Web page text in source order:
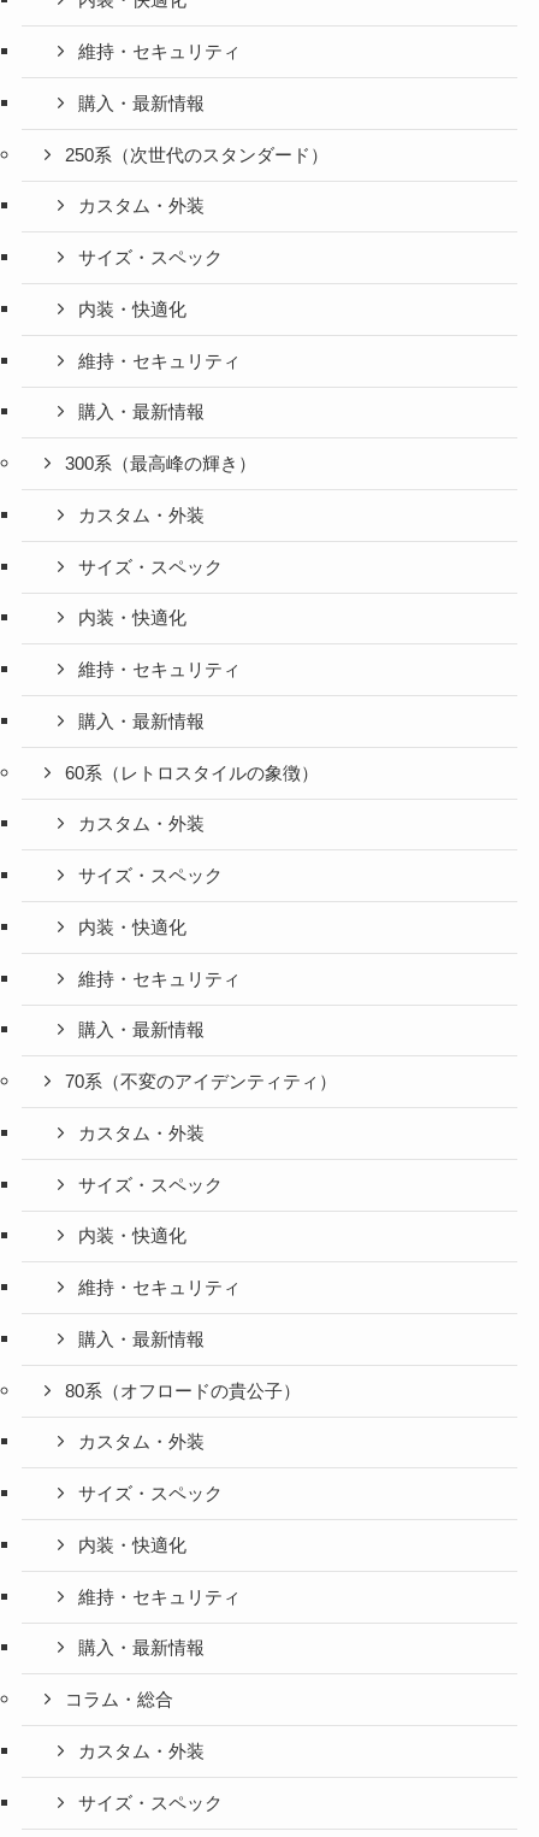
維持・セキュリティ
購入・最新情報
250系（次世代のスタンダード）
カスタム・外装
サイズ・スペック
内装・快適化
維持・セキュリティ
購入・最新情報
300系（最高峰の輝き）
カスタム・外装
サイズ・スペック
内装・快適化
維持・セキュリティ
購入・最新情報
60系（レトロスタイルの象徴）
カスタム・外装
サイズ・スペック
内装・快適化
維持・セキュリティ
購入・最新情報
70系（不変のアイデンティティ）
カスタム・外装
サイズ・スペック
内装・快適化
維持・セキュリティ
購入・最新情報
80系（オフロードの貴公子）
カスタム・外装
サイズ・スペック
内装・快適化
維持・セキュリティ
購入・最新情報
コラム・総合
カスタム・外装
サイズ・スペック